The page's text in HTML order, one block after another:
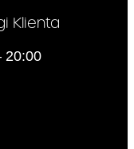
Klienta
20:00